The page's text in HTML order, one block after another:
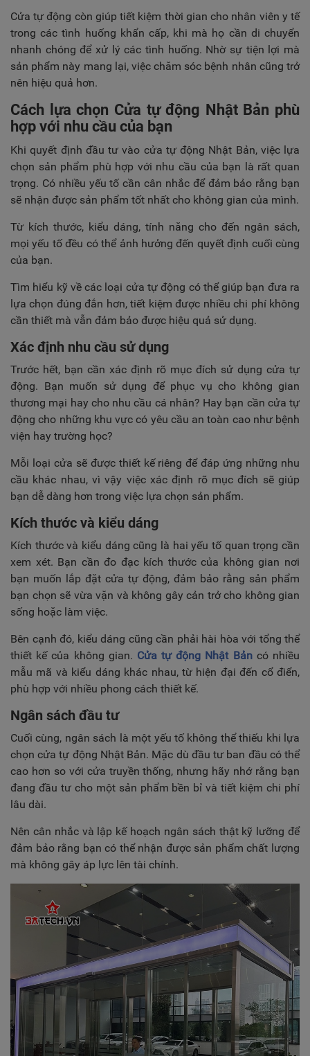
Cửa tự động còn giúp tiết kiệm thời gian cho nhân viên y tế
trong các tình huống khẩn cấp, khi mà họ cần di chuyển
nhanh chóng để xử lý các tình huống. Nhờ sự tiện lợi mà
sản phẩm này mang lại, việc chăm sóc bệnh nhân cũng trở
nên hiệu quả hơn.
Cách lựa chọn Cửa tự động Nhật Bản phù
hợp với nhu cầu của bạn
Khi quyết định đầu tư vào cửa tự động Nhật Bản, việc lựa
chọn sản phẩm phù hợp với nhu cầu của bạn là rất quan
trọng. Có nhiều yếu tố cần cân nhắc để đảm bảo rằng bạn
sẽ nhận được sản phẩm tốt nhất cho không gian của mình.
Từ kích thước, kiểu dáng, tính năng cho đến ngân sách,
mọi yếu tố đều có thể ảnh hưởng đến quyết định cuối cùng
của bạn.
Tìm hiểu kỹ về các loại cửa tự động có thể giúp bạn đưa ra
lựa chọn đúng đắn hơn, tiết kiệm được nhiều chi phí không
cần thiết mà vẫn đảm bảo được hiệu quả sử dụng.
Xác định nhu cầu sử dụng
Trước hết, bạn cần xác định rõ mục đích sử dụng cửa tự
động. Bạn muốn sử dụng để phục vụ cho không gian
thương mại hay cho nhu cầu cá nhân? Hay bạn cần cửa tự
động cho những khu vực có yêu cầu an toàn cao như bệnh
viện hay trường học?
Mỗi loại cửa sẽ được thiết kế riêng để đáp ứng những nhu
cầu khác nhau, vì vậy việc xác định rõ mục đích sẽ giúp
bạn dễ dàng hơn trong việc lựa chọn sản phẩm.
Kích thước và kiểu dáng
Kích thước và kiểu dáng cũng là hai yếu tố quan trọng cần
xem xét. Bạn cần đo đạc kích thước của không gian nơi
bạn muốn lắp đặt cửa tự động, đảm bảo rằng sản phẩm
bạn chọn sẽ vừa vặn và không gây cản trở cho không gian
sống hoặc làm việc.
Bên cạnh đó, kiểu dáng cũng cần phải hài hòa với tổng thể
thiết kế của không gian. Cửa tự động Nhật Bảncó nhiều
mẫu mã và kiểu dáng khác nhau, từ hiện đại đến cổ điển,
phù hợp với nhiều phong cách thiết kế.
Ngân sách đầu tư
Cuối cùng, ngân sách là một yếu tố không thể thiếu khi lựa
chọn cửa tự động Nhật Bản. Mặc dù đầu tư ban đầu có thể
cao hơn so với cửa truyền thống, nhưng hãy nhớ rằng bạn
đang đầu tư cho một sản phẩm bền bỉ và tiết kiệm chi phí
lâu dài.
Nên cân nhắc và lập kế hoạch ngân sách thật kỹ lưỡng để
đảm bảo rằng bạn có thể nhận được sản phẩm chất lượng
mà không gây áp lực lên tài chính.